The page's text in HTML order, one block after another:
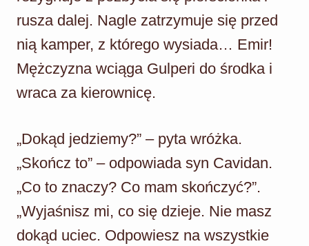
rusza dalej. Nagle zatrzymuje się przed
nią kamper, z którego wysiada… Emir!
Mężczyzna wciąga Gulperi do środka i
wraca za kierownicę.
„Dokąd jedziemy?” – pyta wróżka.
„Skończ to” – odpowiada syn Cavidan.
„Co to znaczy? Co mam skończyć?”.
„Wyjaśnisz mi, co się dzieje. Nie masz
dokąd uciec. Odpowiesz na wszystkie